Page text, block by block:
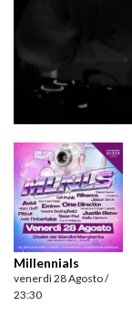
Millennials
venerdì 28 Agosto /
23:30